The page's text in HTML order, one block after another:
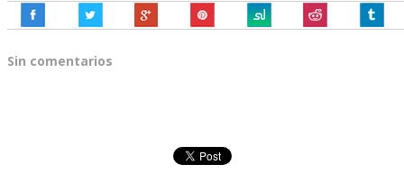
Sin comentarios